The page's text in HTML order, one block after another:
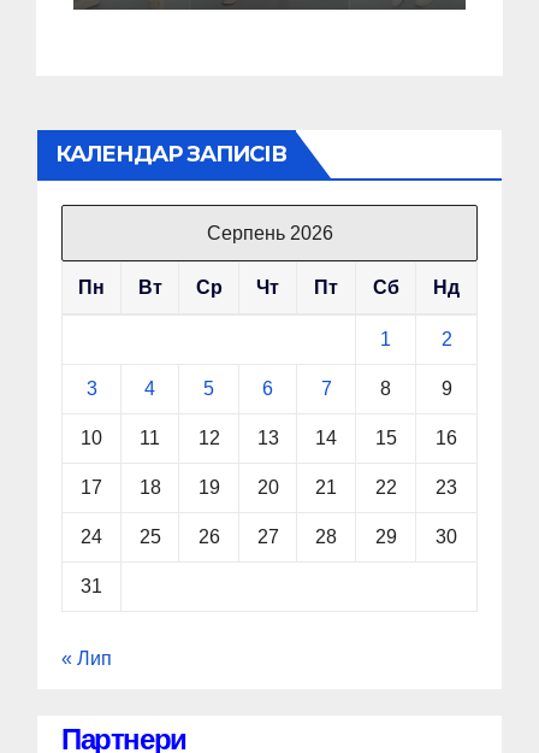
КАЛЕНДАР ЗАПИСІВ
Серпень 2026
Пн Вт Ср Чт Пт Сб Нд
1 2
3 4 5 6 7 8 9
10 11 12 13 14 15 16
17 18 19 20 21 22 23
24 25 26 27 28 29 30
31
« Лип
Партнери